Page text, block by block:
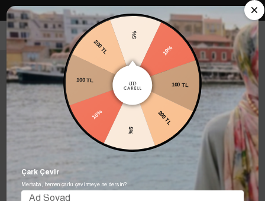
Carell in Roma Koleksiyonu Şimdi Satışta! Hemen keşfet.
10%
100 TL
200 TL
10%
200 TL
Çark Çevir
Merhaba, hemen çarkı çevirmeye ne dersin?